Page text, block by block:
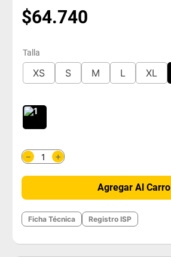
$64.740
Talla
XS S M L XL
＋
－
Agregar Al Carro
Ficha Técnica Registro ISP